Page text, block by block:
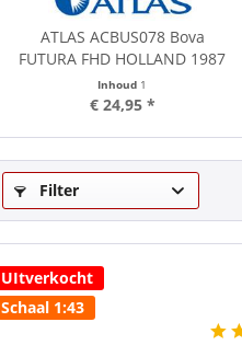
ATLAS ACBUS078 Bova
FUTURA FHD HOLLAND 1987
Inhoud 1
€ 24,95 *
Filter
UItverkocht
Schaal 1:43